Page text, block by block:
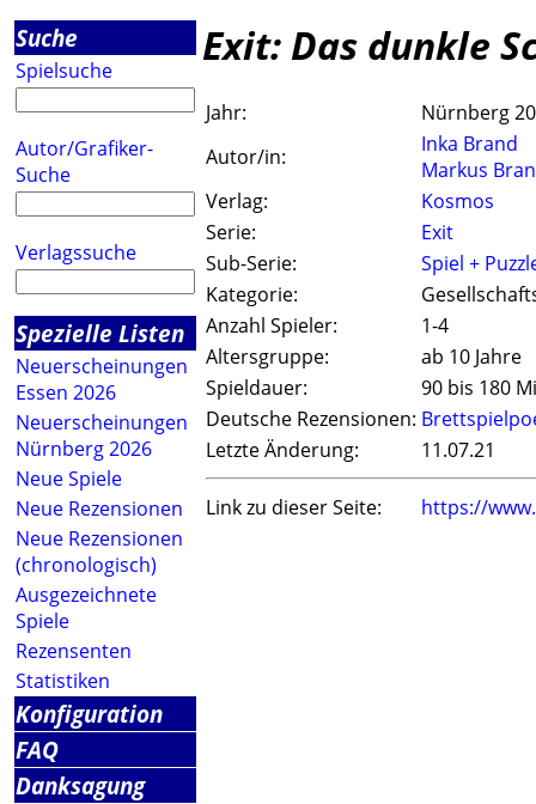
Suche
Spielsuche
Autor/Grafiker-
Suche
Verlagssuche
Spezielle Listen
Neuerscheinungen
Essen 2026
Neuerscheinungen
Nürnberg 2026
Neue Spiele
Neue Rezensionen
Neue Rezensionen
(chronologisch)
Ausgezeichnete
Spiele
Rezensenten
Statistiken
Konfiguration
FAQ
Danksagung
Exit: Das dunkle
Jahr:
Nürnberg
Autor/in:
Inka Brand
Markus
Verlag:
Kosmos
Serie:
Exit
Sub-Serie:
Spiel +
Kategorie:
Anzahl Spieler:
1-4
Altersgruppe:
ab 10 Jahre
Spieldauer:
90 bis 180
Deutsche Rezensionen:
Letzte Änderung:
11.07.21
Link zu dieser Seite: https://